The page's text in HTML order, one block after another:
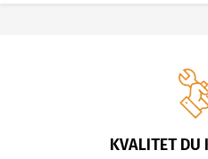
KVALITET DU